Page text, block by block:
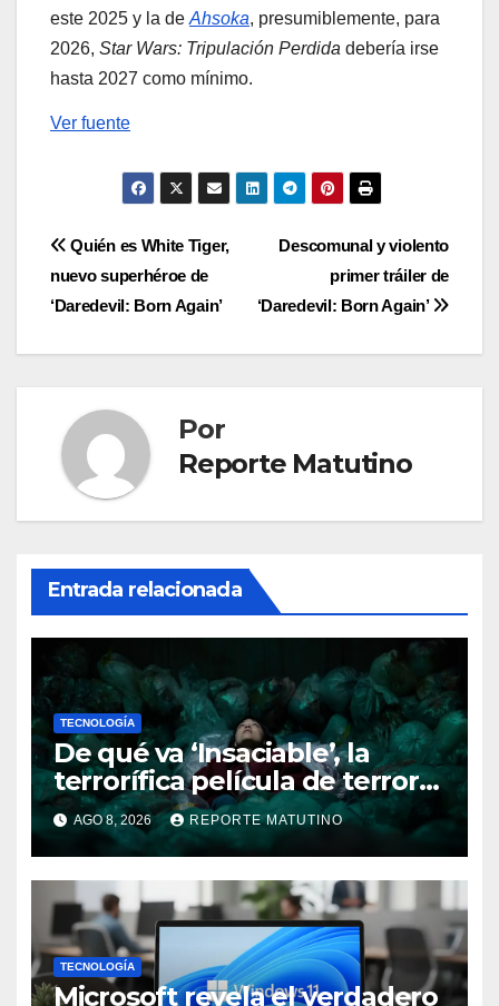
este 2025 y la de Ahsoka, presumiblemente, para
2026, Star Wars: Tripulación Perdida debería irse
hasta 2027 como mínimo.
Ver fuente
Navegación
de
entradas
Descomunal y violento
primer tráiler de
‘Daredevil: Born Again’
Quién es White Tiger,
nuevo superhéroe de
‘Daredevil: Born Again’
Por
Reporte Matutino
Entrada relacionada
TECNOLOGÍA
De qué va ‘Insaciable’, la
terrorífica película de terror
que seguro no conoces y te
soprenderá
AGO 8, 2026 REPORTE MATUTINO
TECNOLOGÍA
Microsoft revela el verdadero